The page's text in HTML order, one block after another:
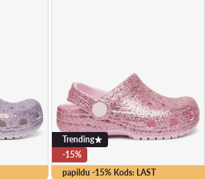
papildu -15% Kods: LAST
Trending
-15%